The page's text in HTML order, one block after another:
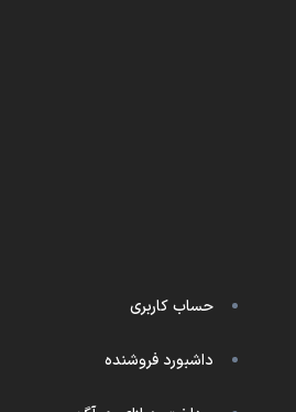
حساب کاربری
داشبورد فروشنده